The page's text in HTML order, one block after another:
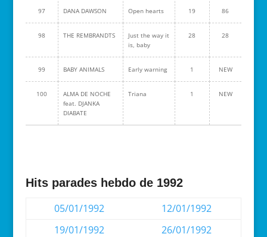
97 DANA DAWSON Open hearts 19 86
98 THE REMBRANDTS
Just the way it
is, baby
28 28
99 BABY ANIMALS Early warning 1 NEW
100
ALMA DE NOCHE
feat. DJANKA
DIABATE
Triana 1 NEW
Hits parades hebdo de 1992
05/01/1992
12/01/1992
19/01/1992
26/01/1992